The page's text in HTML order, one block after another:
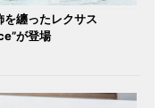
纏ったレクサス
が登場